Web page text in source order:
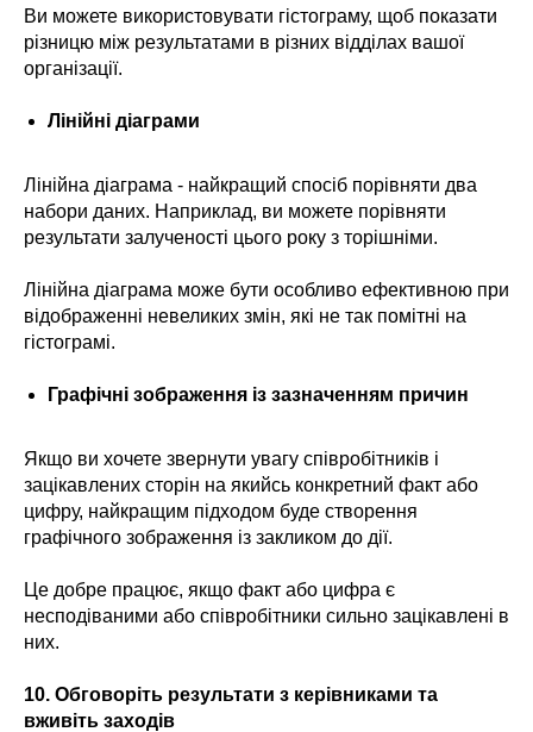
Ви можете використовувати гістограму, щоб показати
різницю між результатами в різних відділах вашої
організації.
Лінійні діаграми
Лінійна діаграма - найкращий спосіб порівняти два
набори даних. Наприклад, ви можете порівняти
результати залученості цього року з торішніми.
Лінійна діаграма може бути особливо ефективною при
відображенні невеликих змін, які не так помітні на
гістограмі.
Графічні зображення із зазначенням причин
Якщо ви хочете звернути увагу співробітників і
зацікавлених сторін на якийсь конкретний факт або
цифру, найкращим підходом буде створення
графічного зображення із закликом до дії.
Це добре працює, якщо факт або цифра є
несподіваними або співробітники сильно зацікавлені в
них.
10. Обговоріть результати з керівниками та
вживіть заходів